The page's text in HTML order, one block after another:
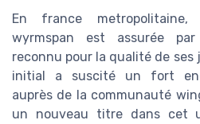
En france
wyrmspan est assurée
reconnu pour la qualité de ses
initial a suscité un fort
auprès de la communauté
un nouveau titre dans cet